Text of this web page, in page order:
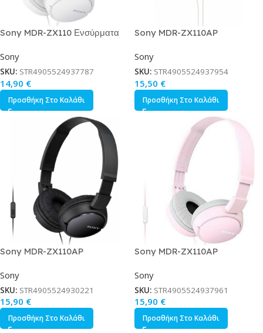
Sony MDR-ZX110 Ενσύρματα
Sony
SKU: STR4905524937787
14,90 €
Προσθήκη Στο Καλάθι
Sony MDR-ZX110AP
Λευκά
Sony
SKU: STR4905524937954
15,50 €
Προσθήκη Στο Καλάθι
Sony MDR-ZX110AP
Μαύρα
Sony
SKU: STR4905524930221
15,90 €
Προσθήκη Στο Καλάθι
Sony MDR-ZX110AP
Ροζ
Sony
SKU: STR4905524937961
15,90 €
Προσθήκη Στο Καλάθι